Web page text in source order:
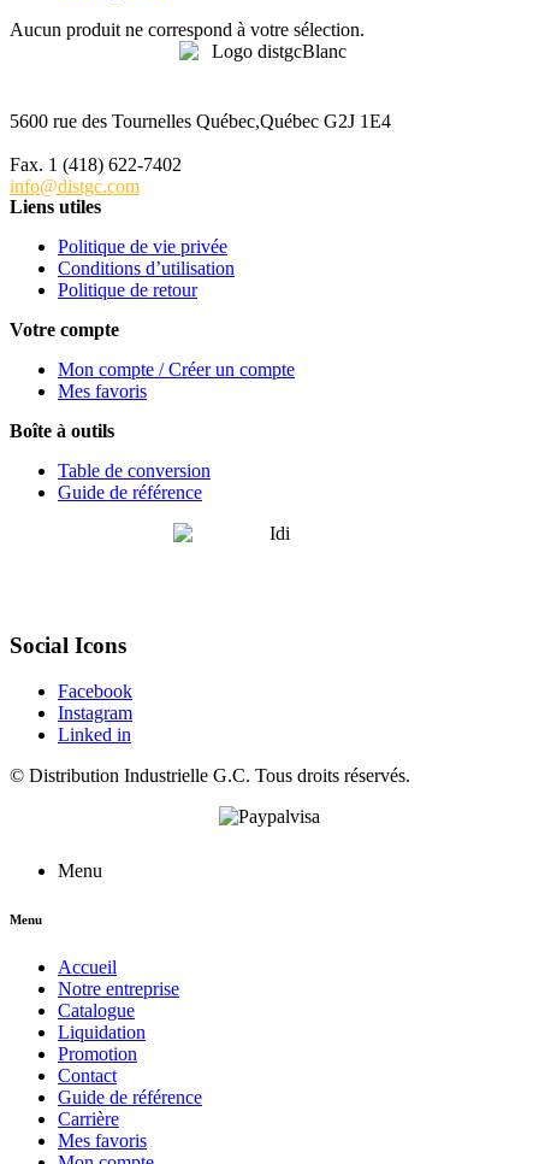
Aucun produit ne correspond à votre sélection.
5600 rue des Tournelles Québec,Québec G2J 1E4
Fax. 1 (418) 622-7402
info@distgc.com
Liens utiles
Politique de vie privée
Conditions d’utilisation
Politique de retour
Votre compte
Mon compte / Créer un compte
Mes favoris
Boîte à outils
Table de conversion
Guide de référence
Social Icons
Facebook
Instagram
Linked in
© Distribution Industrielle G.C. Tous droits réservés.
Menu
Menu
Accueil
Notre entreprise
Catalogue
Liquidation
Promotion
Contact
Guide de référence
Carrière
Mes favoris